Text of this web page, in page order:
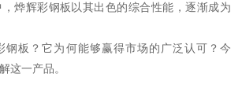
烨辉彩钢板以其出色的综合性能，逐渐成为
钢板？它为何能够赢得市场的广泛认可？今
这一产品。